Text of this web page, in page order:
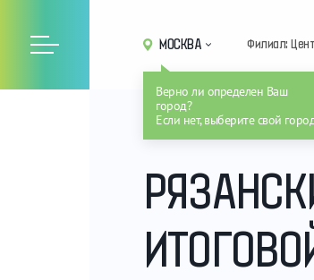
МОСКВА
Верно ли определен Ваш
город?
Если нет, выберите свой
Филиал:
Главная Новости